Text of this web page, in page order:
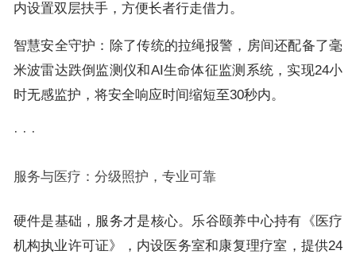
内设置双层扶手，方便长者行走借力。
智慧安全守护：除了传统的拉绳报警，房间还配备了毫
米波雷达跌倒监测仪和AI生命体征监测系统，实现24小
时无感监护，将安全响应时间缩短至30秒内。
· · ·
服务与医疗：分级照护，专业可靠
硬件是基础，服务才是核心。乐谷颐养中心持有《医疗
机构执业许可证》，内设医务室和康复理疗室，提供24